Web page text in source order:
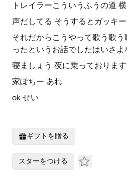
トレイラーこういうふうの道
声だしてる そうするとガッキ
それだからこうやって歌う歌
ったというお話でしたはいさよ
寝ましょう 夜に乗っておりま
家ぽちー あれ
ok せい
ギフトを贈る
スターをつける